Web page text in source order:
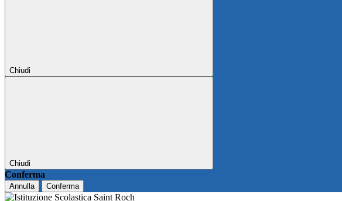
Chiudi
Chiudi
Conferma
Annulla Conferma